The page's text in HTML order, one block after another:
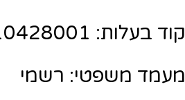
קוד בעלות: 10428001
מעמד משפטי: רשמי